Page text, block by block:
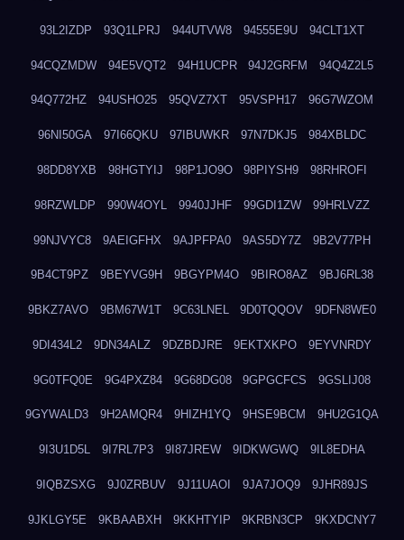
93L2IZDP 93Q1LPRJ 944UTVW8 94555E9U 94CLT1XT
94CQZMDW 94E5VQT2 94H1UCPR 94J2GRFM 94Q4Z2L5
94Q772HZ 94USHO25 95QVZ7XT 95VSPH17 96G7WZOM
96NI50GA 97I66QKU 97IBUWKR 97N7DKJ5 984XBLDC
98DD8YXB 98HGTYIJ 98P1JO9O 98PIYSH9 98RHROFI
98RZWLDP 990W4OYL 9940JJHF 99GDI1ZW 99HRLVZZ
99NJVYC8 9AEIGFHX 9AJPFPA0 9AS5DY7Z 9B2V77PH
9B4CT9PZ 9BEYVG9H 9BGYPM4O 9BIRO8AZ 9BJ6RL38
9BKZ7AVO 9BM67W1T 9C63LNEL 9D0TQQOV 9DFN8WE0
9DI434L2 9DN34ALZ 9DZBDJRE 9EKTXKPO 9EYVNRDY
9G0TFQ0E 9G4PXZ84 9G68DG08 9GPGCFCS 9GSLIJ08
9GYWALD3 9H2AMQR4 9HIZH1YQ 9HSE9BCM 9HU2G1QA
9I3U1D5L 9I7RL7P3 9I87JREW 9IDKWGWQ 9IL8EDHA
9IQBZSXG 9J0ZRBUV 9J11UAOI 9JA7JOQ9 9JHR89JS
9JKLGY5E 9KBAABXH 9KKHTYIP 9KRBN3CP 9KXDCNY7